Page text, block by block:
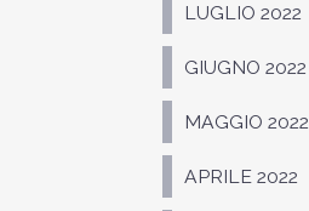
LUGLIO 2022
GIUGNO 2022
MAGGIO 2022
APRILE 2022